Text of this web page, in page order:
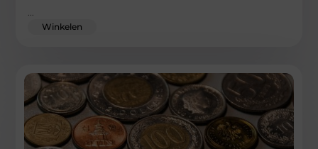
Winkelen